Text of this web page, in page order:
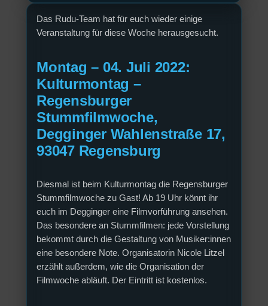
Das Rudu-Team hat für euch wieder einige
Veranstaltung für diese Woche herausgesucht.
Montag – 04. Juli 2022:
Kulturmontag –
Regensburger
Stummfilmwoche,
Degginger Wahlenstraße 17,
93047 Regensburg
Diesmal ist beim Kulturmontag die Regensburger
Stummfilmwoche zu Gast! Ab 19 Uhr könnt ihr
euch im Degginger eine Filmvorführung ansehen.
Das besondere an Stummfilmen: jede Vorstellung
bekommt durch die Gestaltung von Musiker:innen
eine besondere Note. Organisatorin Nicole Litzel
erzählt außerdem, wie die Organisation der
Filmwoche abläuft. Der Eintritt ist kostenlos.